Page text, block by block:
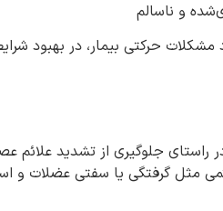
و ناسالم
حرکتی بیمار، در بهبود
راستای جلوگیری از تشدید
مثل گرفتگی یا سفتی عضلات